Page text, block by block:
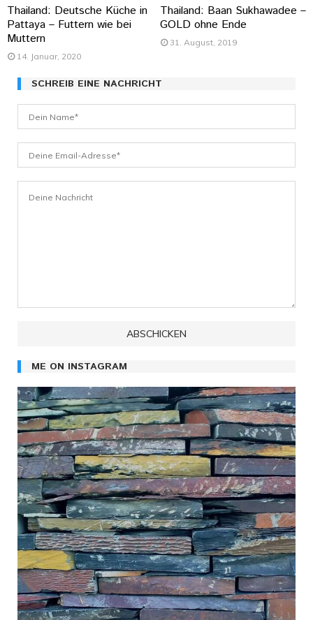
Thailand: Deutsche Küche in
Pattaya – Futtern wie bei
Muttern
14. Januar, 2020
Thailand: Baan Sukhawadee –
GOLD ohne Ende
31. August, 2019
SCHREIB EINE NACHRICHT
ME ON INSTAGRAM